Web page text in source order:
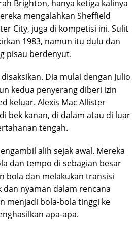
Brighton, hanya ketiga kalinya
mengalahkan Sheffield
City, juga di kompetisi ini. Sulit
1983, namun itu dulu dan
pisau berdenyut.
Dia mulai dengan Julio
kedua penyerang diberi izin
keluar. Alexis Mac Allister
bek kanan, di dalam atau di luar
tengah.
alih sejak awal. Mereka
dan tempo di sebagian besar
bola dan melakukan transisi
nyaman dalam rencana
menjadi bola-bola tinggi ke
apa-apa.